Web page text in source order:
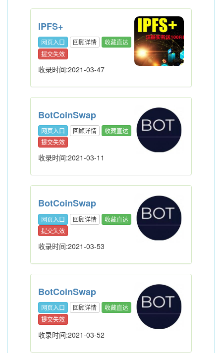
IPFS+
网页入口 回顾详情
收藏直达
提交失效
收录时间:2021-03-47
BotCoinSwap
网页入口 回顾详情
收藏直达
提交失效
收录时间:2021-03-11
BotCoinSwap
网页入口 回顾详情
收藏直达
提交失效
收录时间:2021-03-53
BotCoinSwap
网页入口 回顾详情
收藏直达
提交失效
收录时间:2021-03-52